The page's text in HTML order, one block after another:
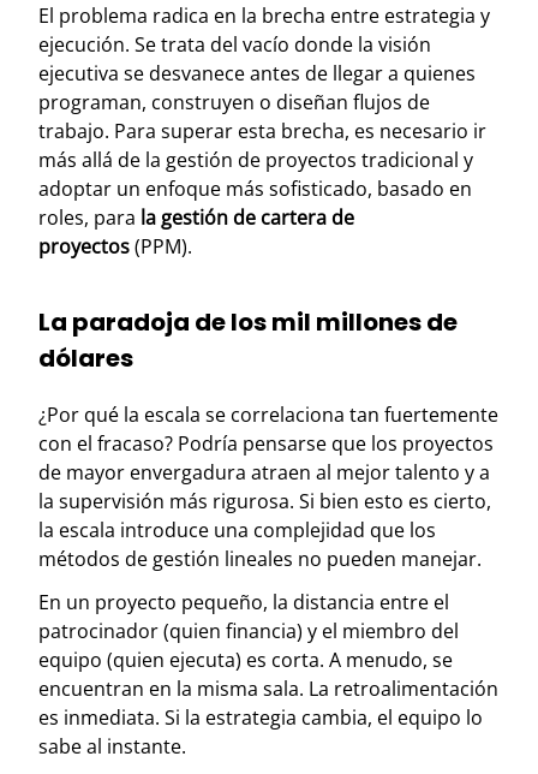
El problema radica en la brecha entre estrategia y
ejecución. Se trata del vacío donde la visión
ejecutiva se desvanece antes de llegar a quienes
programan, construyen o diseñan flujos de
trabajo. Para superar esta brecha, es necesario ir
más allá de la gestión de proyectos tradicional y
adoptar un enfoque más sofisticado, basado en
roles, para la gestión de cartera de
proyectos(PPM).
La paradoja de los mil millones de
dólares
¿Por qué la escala se correlaciona tan fuertemente
con el fracaso? Podría pensarse que los proyectos
de mayor envergadura atraen al mejor talento y a
la supervisión más rigurosa. Si bien esto es cierto,
la escala introduce una complejidad que los
métodos de gestión lineales no pueden manejar.
En un proyecto pequeño, la distancia entre el
patrocinador (quien financia) y el miembro del
equipo (quien ejecuta) es corta. A menudo, se
encuentran en la misma sala. La retroalimentación
es inmediata. Si la estrategia cambia, el equipo lo
sabe al instante.